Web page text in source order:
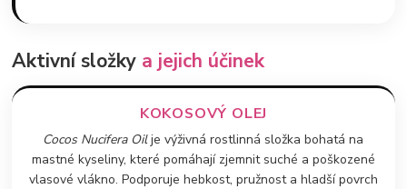
Aktivní složky a jejich účinek
KOKOSOVÝ OLEJ
Cocos Nucifera Oilje výživná rostlinná složka bohatá na
mastné kyseliny, které pomáhají zjemnit suché a poškozené
vlasové vlákno. Podporuje hebkost, pružnost a hladší povrch